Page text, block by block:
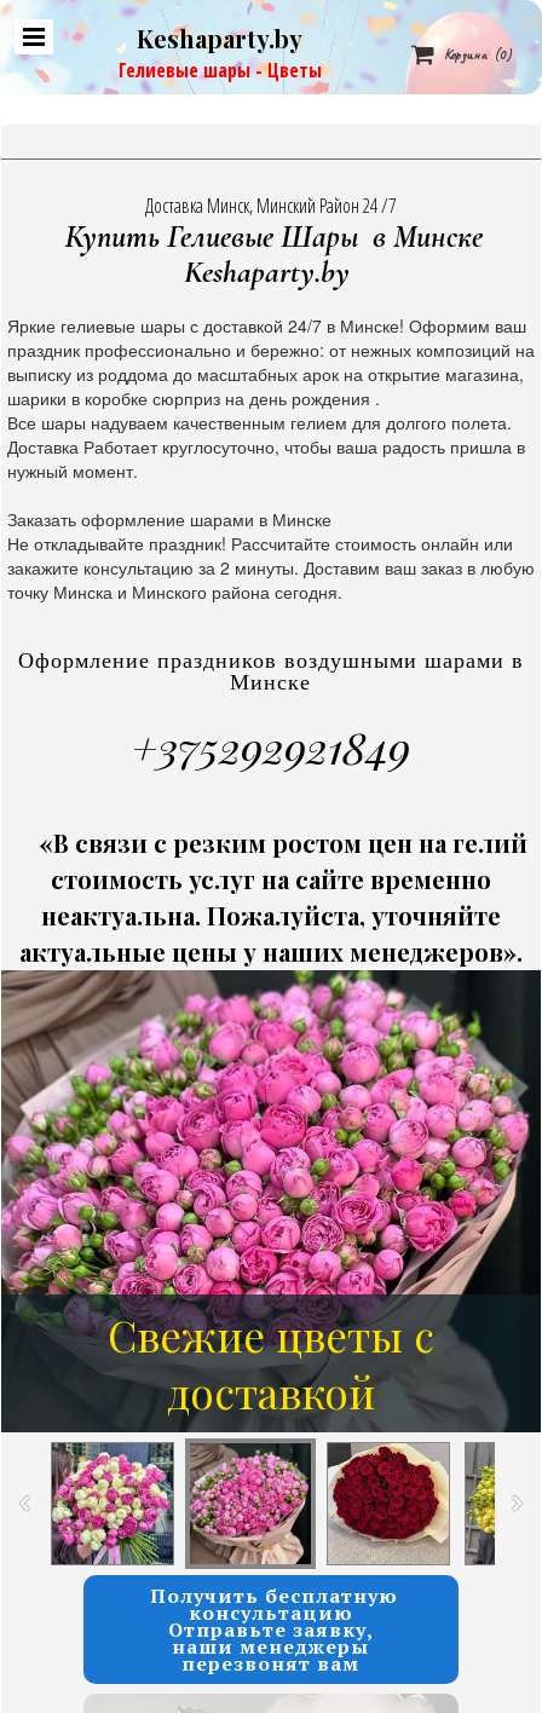
Keshaparty.by
Гелиевые шары - Цветы
 Корзина (0)
Доставка Минск, Минский Район 24 /7
Купить Гелиевые Шары в Минске
Keshaparty.by
Яркие гелиевые шары с доставкой 24/7 в Минске! Оформим ваш
праздник профессионально и бережно: от нежных композиций на
выписку из роддома до масштабных арок на открытие магазина,
шарики в коробке сюрприз на день рождения .
Все шары надуваем качественным гелием для долгого полета.
Доставка Работает круглосуточно, чтобы ваша радость пришла в
нужный момент.
Заказать оформление шарами в Минске
Не откладывайте праздник! Рассчитайте стоимость онлайн или
закажите консультацию за 2 минуты. Доставим ваш заказ в любую
точку Минска и Минского района сегодня.
Оформление праздников воздушными шарами в
Минске
+375292921849
«В связи с резким ростом цен на гелий
стоимость услуг на сайте временно
неактуальна. Пожалуйста, уточняйте
актуальные цены у наших менеджеров».
Свежие цветы с
доставкой
Розы от 7 руб за 1 шт
Получить бесплатную
консультацию
Отправьте заявку,
наши менеджеры
перезвонят вам